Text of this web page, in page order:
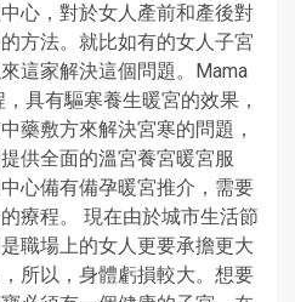
心，對於女人產前和產後對
方法。就比如有的女人子宮
這家解決這個問題。Mama
具有驅寒養生暖宮的效果，
藥敷方來解決宮寒的問題，
供全面的溫宮養宮暖宮服
心備有備孕暖宮推介，需要
療程。 現在由於城市生活節
職場上的女人更要承擔更大
所以，身體虧損較大。想要